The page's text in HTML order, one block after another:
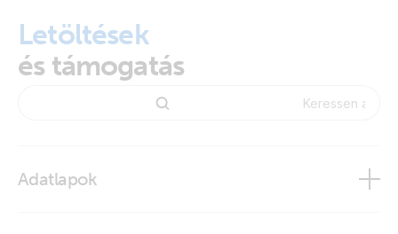
Letöltések
és támogatás
Adatlapok